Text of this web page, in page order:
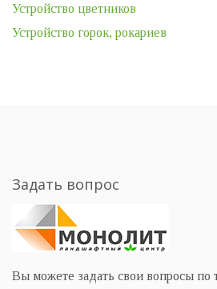
Устройство цветников
Устройство горок, рокариев
Задать вопрос
Вы можете задать свои вопросы по